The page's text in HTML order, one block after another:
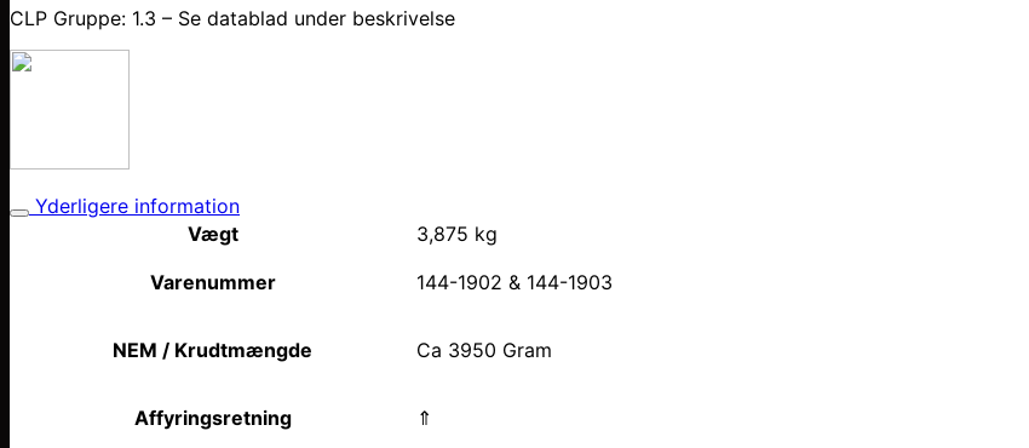
CLP Gruppe: 1.3 – Se datablad under beskrivelse
Yderligere information
Vægt
3,875 kg
Varenummer
144-1902 & 144-1903
NEM / Krudtmængde Ca 3950 Gram
Affyringsretning ⇑